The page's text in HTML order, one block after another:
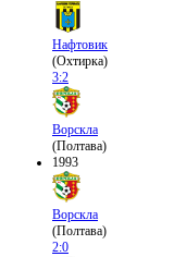
Нафтовик
(Охтирка)
3:2
Ворскла
(Полтава)
1993
Ворскла
(Полтава)
2:0